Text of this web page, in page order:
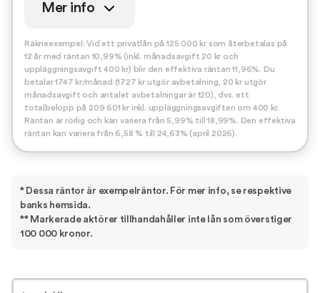
Mer info
Räkneexempel: Vid ett privatlån på 125 000 kr som återbetalas på
12 år med räntan 10,99% (inkl. månadsavgift 20 kr och
uppläggningsavgift 400 kr) blir den effektiva räntan 11,96%. Du
betalar 1747 kr/månad (1727 kr utgör avbetalning, 20 kr utgör
månadsavgift och antalet avbetalningar är 120), dvs. ett
totalbelopp på 209 601 kr inkl. uppläggningsavgiften om 400 kr.
Räntan är rörlig och kan variera från 5,99% till 18,99%. Den effektiva
räntan kan variera från 6,58 % till 24,63% (april 2026).
* Dessa räntor är exempelräntor. För mer info, se respektive
banks hemsida.
** Markerade aktörer tillhandahåller inte lån som överstiger
100 000 kronor.